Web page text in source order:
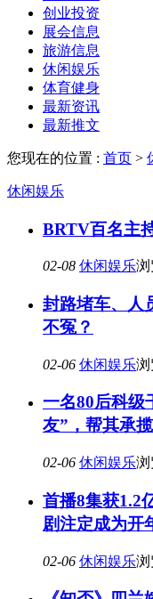
创业投资
展会信息
旅游信息
休闲娱乐
体育健身
最新资讯
最新推文
您现在的位置 : 首页 >
休闲娱乐
BRTV百名主
02-08 休闲娱乐浏
封路堵车、人
不冤？
02-06 休闲娱乐浏
一名80后科级
友”，帮其承
02-06 休闲娱乐浏
首播8集获1.2
剧注定成为开
02-06 休闲娱乐浏